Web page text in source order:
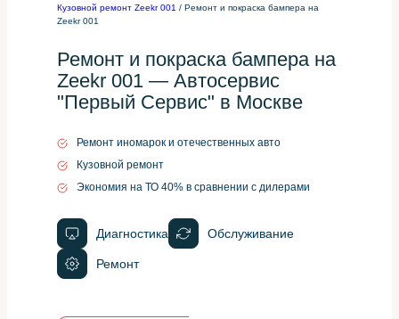
Кузовной ремонт Zeekr 001 / Ремонт и покраска бампера на
Zeekr 001
Ремонт и покраска бампера на
Zeekr 001 — Автосервис
"Первый Сервис" в Москве
Ремонт иномарок и отечественных авто
Кузовной ремонт
Экономия на ТО 40% в сравнении с дилерами
Диагностика Обслуживание
Ремонт